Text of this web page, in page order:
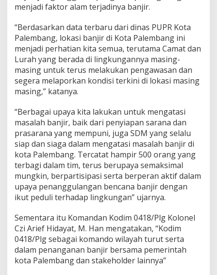
m
e
i
n
t
a
h
K
o
t
a
l
e
m
a
n
g
menjadi faktor alam terjadinya banjir.
“Berdasarkan data terbaru dari dinas PUPR Kota
Palembang, lokasi banjir di Kota Palembang ini
menjadi perhatian kita semua, terutama Camat dan
Lurah yang berada di lingkungannya masing-
masing untuk terus melakukan pengawasan dan
segera melaporkan kondisi terkini di lokasi masing
masing,” katanya.
“Berbagai upaya kita lakukan untuk mengatasi
masalah banjir, baik dari penyiapan sarana dan
prasarana yang mempuni, juga SDM yang selalu
siap dan siaga dalam mengatasi masalah banjir di
kota Palembang. Tercatat hampir 500 orang yang
terbagi dalam tim, terus berupaya semaksimal
mungkin, berpartisipasi serta berperan aktif dalam
upaya penanggulangan bencana banjir dengan
ikut peduli terhadap lingkungan” ujarnya.
Sementara itu Komandan Kodim 0418/Plg Kolonel
Czi Arief Hidayat, M. Han mengatakan, “Kodim
0418/Plg sebagai komando wilayah turut serta
dalam penanganan banjir bersama pemerintah
kota Palembang dan stakeholder lainnya”